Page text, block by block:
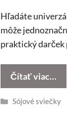
Hľadáte
môže
praktický darček
Čítať viac…
Kategórie
Sójové sviečky